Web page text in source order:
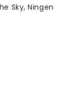
Sky, Ningen